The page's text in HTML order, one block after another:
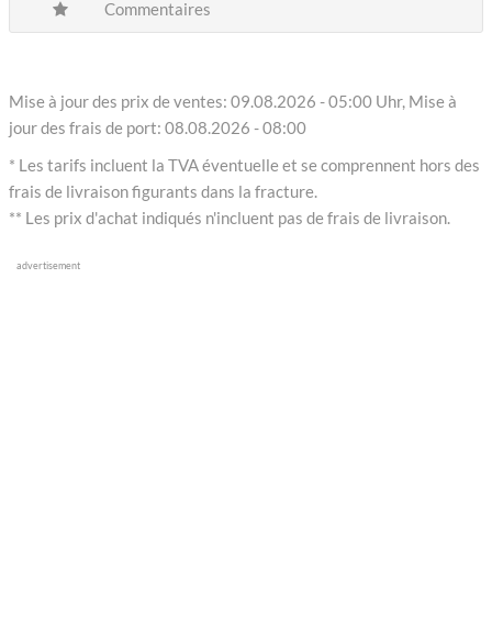
Commentaires
Mise à jour des prix de ventes: 09.08.2026 - 05:00 Uhr, Mise à
jour des frais de port: 08.08.2026 - 08:00
* Les tarifs incluent la TVA éventuelle et se comprennent hors des
frais de livraison figurants dans la fracture.
** Les prix d'achat indiqués n'incluent pas de frais de livraison.
advertisement